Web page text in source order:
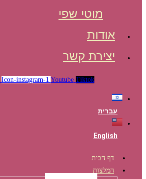
מוטי שפי
אודות
יצירת קשר
Icon-instagram-1 Youtube Tiktok
עברית
English
דף הבית
המלצות